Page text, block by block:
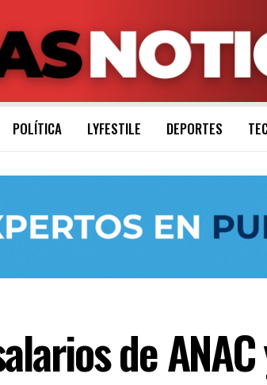
POLÍTICA LYFESTILE DEPORTES
de